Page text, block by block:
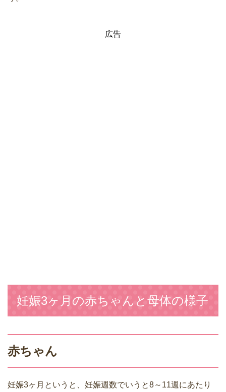
広告
妊娠3ヶ月の赤ちゃんと母体の様子
赤ちゃん
妊娠3ヶ月というと、妊娠週数でいうと8～11週にあたり